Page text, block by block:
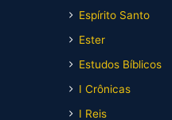
Espírito Santo
Ester
Estudos Bíblicos
I Crônicas
I Reis